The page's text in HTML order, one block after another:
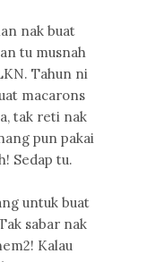
nak buat
tu musnah
Tahun ni
macarons
tak reti nak
pun pakai
Sedap tu.
untuk buat
sabar nak
Kalau